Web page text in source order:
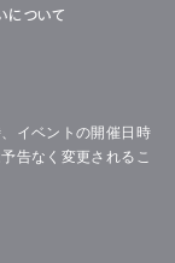
について
イベントの開催日時
告なく変更されるこ